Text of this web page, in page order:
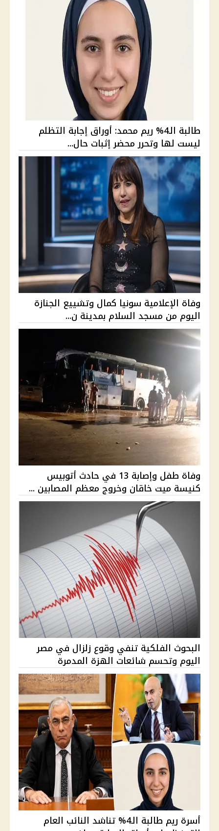
طالبة الـ4% ريم محمد: أوراق إجابة التظلم
ليست لها وتحرر محضر إثبات حال...
وفاة الإعلامية سونيا كمال وتشييع الجنازة
اليوم من مسجد السلام بمدينة ن...
وفاة طفل وإصابة 13 في حادث أتوبيس
كنيسة ميت خاقان وخروج معظم المصابين ...
البحوث الفلكية تنفي وقوع زلزال في مصر
اليوم وتحسم شائعات الهزة المدمرة
أسرة ريم طالبة الـ4% تناشد النائب العام